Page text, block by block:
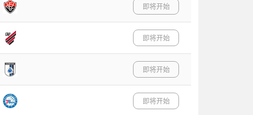
即将开始
即将开始
即将开始
即将开始